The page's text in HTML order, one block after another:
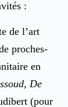
:
de l’art
proches-
en
De
(pour